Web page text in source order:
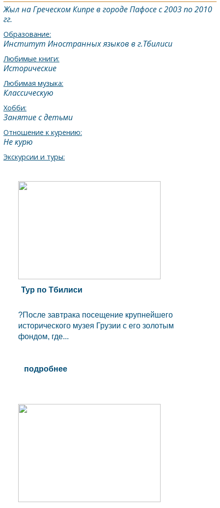
Жыл на Греческом Кипре в городе Пафосе с 2003 по 2010
гг.
Образование:
Институт Иностранных языков в г.Тбилиси
Любимые книги:
Исторические
Любимая музыка:
Классическую
Хобби:
Занятие с детьми
Отношение к курению:
Не курю
Экскурсии и туры:
Тур по Тбилиси
?После завтрака посещение крупнейшего
исторического музея Грузии с его золотым
фондом, где...
подробнее